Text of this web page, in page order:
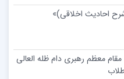
احادیث اخلاقی)»
معظم رهبری دام ظله العالی